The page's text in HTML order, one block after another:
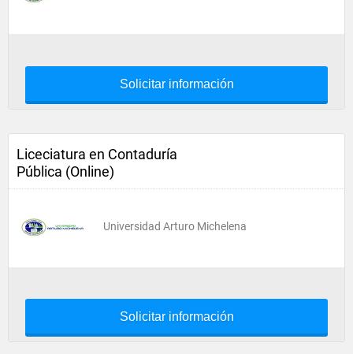
Solicitar información
Liceciatura en Contaduría
Pública (Online)
Universidad Arturo Michelena
Solicitar información